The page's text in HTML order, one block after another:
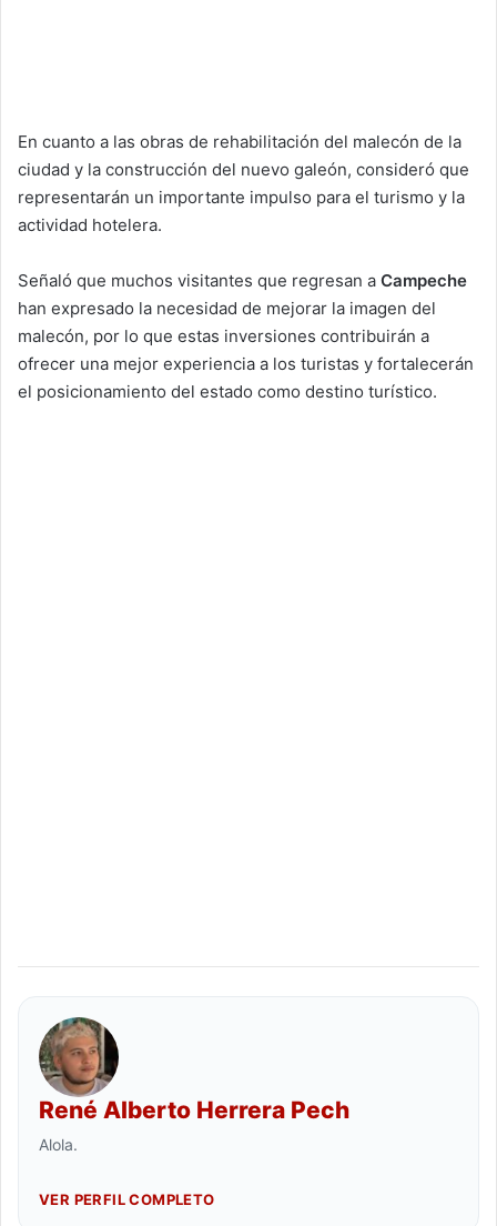
En cuanto a las obras de rehabilitación del malecón de la
ciudad y la construcción del nuevo galeón, consideró que
representarán un importante impulso para el turismo y la
actividad hotelera.
Señaló que muchos visitantes que regresan a Campeche
han expresado la necesidad de mejorar la imagen del
malecón, por lo que estas inversiones contribuirán a
ofrecer una mejor experiencia a los turistas y fortalecerán
el posicionamiento del estado como destino turístico.
René Alberto Herrera Pech
Alola.
VER PERFIL COMPLETO